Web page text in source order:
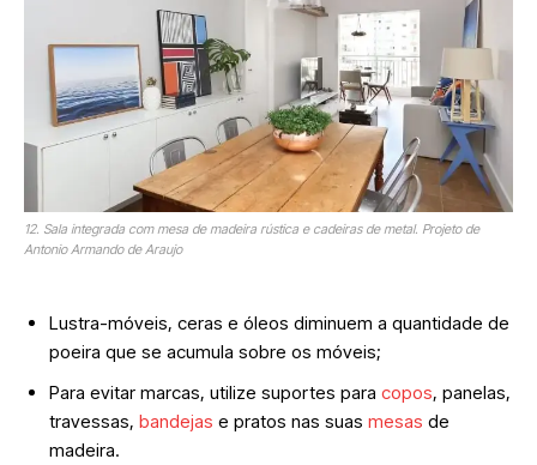
12. Sala integrada com mesa de madeira rústica e cadeiras de metal. Projeto de
Antonio Armando de Araujo
Lustra-móveis, ceras e óleos diminuem a quantidade de
poeira que se acumula sobre os móveis;
Para evitar marcas, utilize suportes para copos, panelas,
travessas, bandejas e pratos nas suas mesas de
madeira.